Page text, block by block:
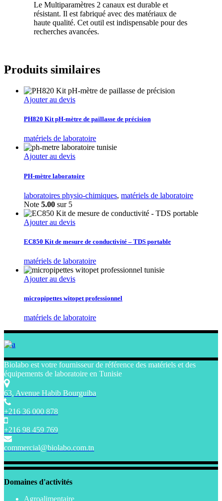
Le Multiparamètres 2 canaux est durable et
résistant. Il est fabriqué avec des matériaux de
haute qualité. Cet outil est indispensable pour des
recherches avancées.
Produits similaires
Ajouter au devis
PH820 Kit pH-mètre de paillasse de précision
matériels de laboratoire
Ajouter au devis
PH-mètre laboratoire
laboratoires physio-chimiques, matériels de laboratoire
Note 5.00 sur 5
Ajouter au devis
EC850 Kit de mesure de conductivité – TDS portable
matériels de laboratoire
Ajouter au devis
micropipettes witopet professionnel
matériels de laboratoire
Biolabo est votre fournisseur de référence des matériels et des
équipements de laboratoire en Tunisie
63, Avenue Habib Bourguiba
+216 36 000 878
+216 98 459 769
commercial@biolabo.com.tn
Domaines d'activités
Agroalimentaire